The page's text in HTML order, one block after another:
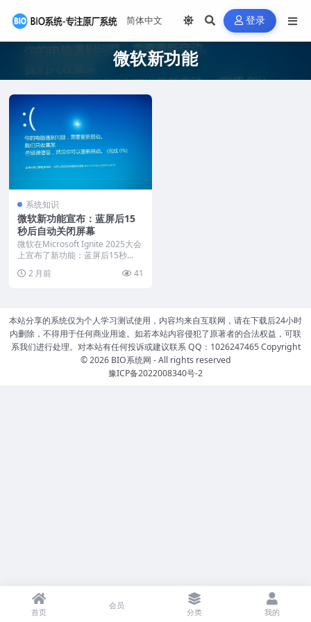
登录
微软新功能
系统知识
微软新功能宣布：蓝屏后15
秒后自动关闭屏幕
微软在Microsoft Ignite 2025大会
上宣布了新功能：蓝屏后15秒...
2 月前
41
本站分享的系统仅为个人学习测试使用，内容均来自互联网，请在下载后24小时
内删除，不得用于任何商业用途。如若本站内容侵犯了原著者的合法权益，可联
系我们进行处理。对本站有任何投诉或建议联系 QQ：1026247465 Copyright
© 2026 BIO系统网 - All rights reserved
豫ICP备2022008340号-2
首页
会员
分类 我的